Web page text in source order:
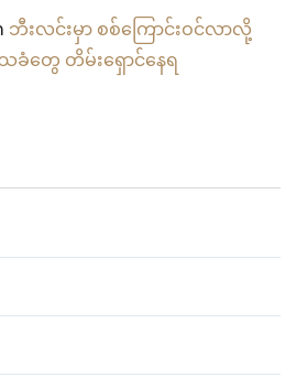
ဘီးလင်းမှာ စစ်ကြောင်းဝင်လာလို့
သခံတွေ တိမ်းရှောင်နေရ